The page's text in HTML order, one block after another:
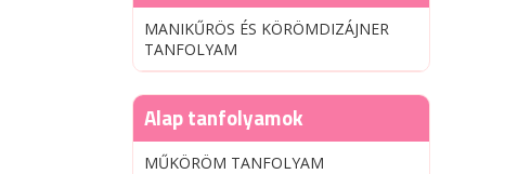
MANIKŰRÖS ÉS KÖRÖMDIZÁJNER
TANFOLYAM
Alap tanfolyamok
MŰKÖRÖM TANFOLYAM